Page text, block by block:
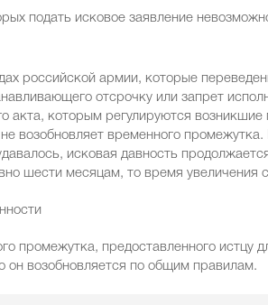
подать исковое заявление
российской армии, которые
отсрочку или запрет
акта, которым регулируются
возобновляет временного
исковая давность
шести месяцам, то время увеличения
промежутка, предоставленного истцу
он возобновляется по общим правилам.